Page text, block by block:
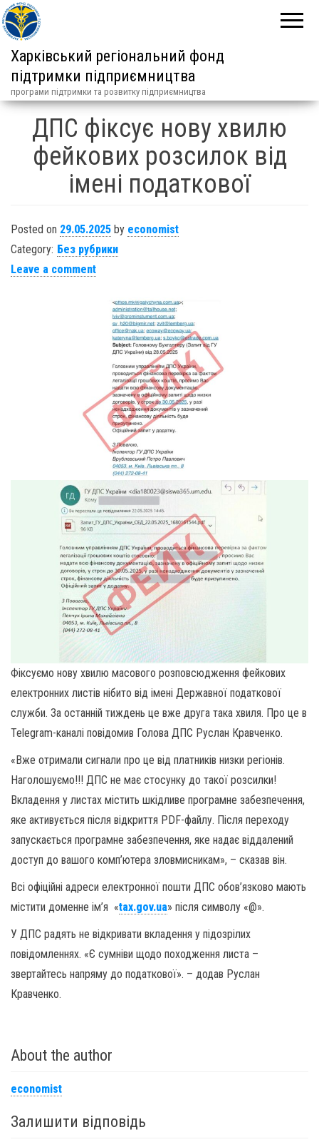
Харківський регіональний фонд
підтримки підприємництва
програми підтримки та розвитку підприємництва
ДПС фіксує нову хвилю
фейкових розсилок від
імені податкової
Posted on 29.05.2025 by economist
Category: Без рубрики
Leave a comment
Фіксуємо нову хвилю масового розповсюдження фейкових
електронних листів нібито від імені Державної податкової
служби. За останній тиждень це вже друга така хвиля. Про це в
Telegram-каналі повідомив Голова ДПС Руслан Кравченко.
«Вже отримали сигнали про це від платників низки регіонів.
Наголошуємо!!! ДПС не має стосунку до такої розсилки!
Вкладення у листах містить шкідливе програмне забезпечення,
яке активується після відкриття PDF-файлу. Після переходу
запускається програмне забезпечення, яке надає віддалений
доступ до вашого комп’ютера зловмисникам», – сказав він.
Всі офіційні адреси електронної пошти ДПС обов’язково мають
містити доменне ім’я «tax.gov.ua» після символу «@».
У ДПС радять не відкривати вкладення у підозрілих
повідомленнях. «Є сумніви щодо походження листа –
звертайтесь напряму до податкової». – додав Руслан
Кравченко.
About the author
economist
Залишити відповідь